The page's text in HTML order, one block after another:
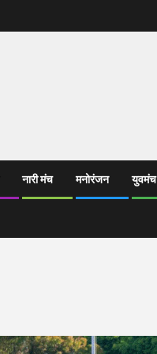
नारी मंच मनोरंजन युवमंच